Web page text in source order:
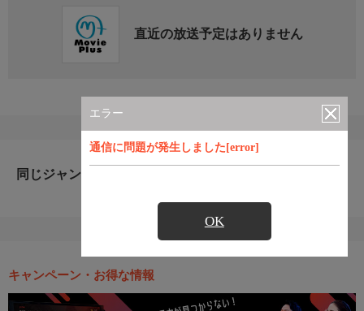
エラー
通信に問題が発生しました[error]
OK
直近の放送予定はありません
同じジャンルのおすすめ番組
キャンペーン・お得な情報